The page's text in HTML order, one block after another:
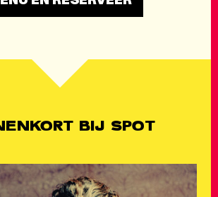
BIJ SPOT